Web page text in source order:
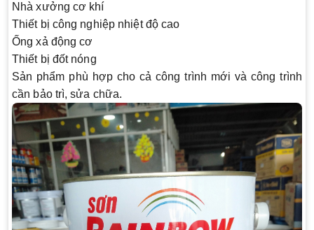
Nhà xưởng cơ khí
Thiết bị công nghiệp nhiệt độ cao
Ống xả động cơ
Thiết bị đốt nóng
Sản phẩm phù hợp cho cả công trình mới và công trình
cần bảo trì, sửa chữa.